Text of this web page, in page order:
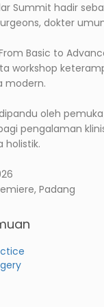
Summit hadir
dokter
Basic to
workshop
modern.
oleh
pengalaman
holistik.
Padang